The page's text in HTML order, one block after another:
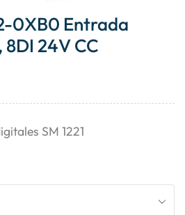
0XB0 Entrada
8DI 24V CC
SM 1221